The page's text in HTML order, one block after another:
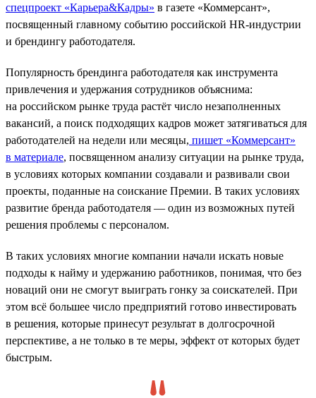
спецпроект «Карьера&Кадры» в газете «Коммерсант»,
посвященный главному событию российской HR-индустрии
и брендингу работодателя.
Популярность брендинга работодателя как инструмента
привлечения и удержания сотрудников объяснима:
на российском рынке труда растёт число незаполненных
вакансий, а поиск подходящих кадров может затягиваться для
работодателей на недели или месяцы, пишет «Коммерсант»
в материале, посвященном анализу ситуации на рынке труда,
в условиях которых компании создавали и развивали свои
проекты, поданные на соискание Премии. В таких условиях
развитие бренда работодателя — один из возможных путей
решения проблемы с персоналом.
В таких условиях многие компании начали искать новые
подходы к найму и удержанию работников, понимая, что без
новаций они не смогут выиграть гонку за соискателей. При
этом всё большее число предприятий готово инвестировать
в решения, которые принесут результат в долгосрочной
перспективе, а не только в те меры, эффект от которых будет
быстрым.